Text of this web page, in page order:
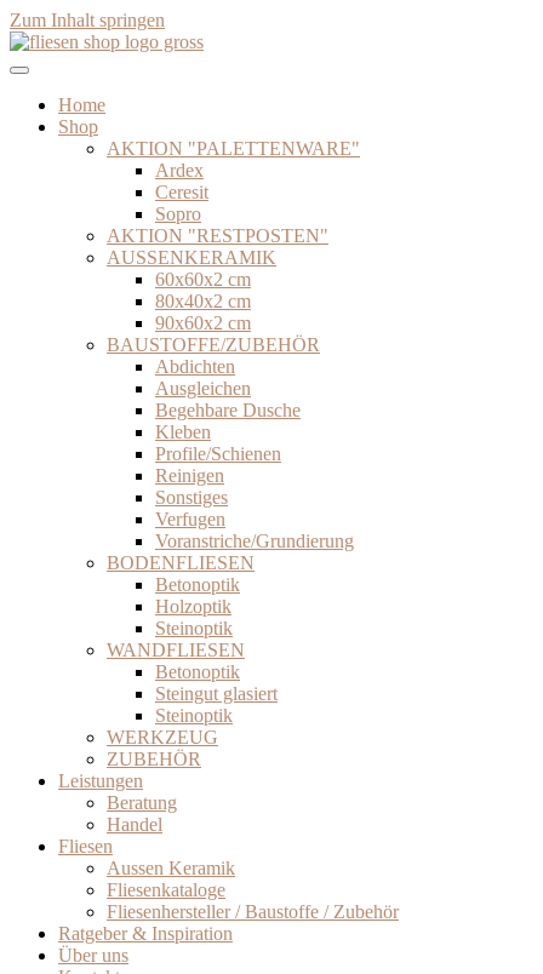
Zum Inhalt springen
Home
Shop
AKTION "PALETTENWARE"
Ardex
Ceresit
Sopro
AKTION "RESTPOSTEN"
AUSSENKERAMIK
60x60x2 cm
80x40x2 cm
90x60x2 cm
BAUSTOFFE/ZUBEHÖR
Abdichten
Ausgleichen
Begehbare Dusche
Kleben
Profile/Schienen
Reinigen
Sonstiges
Verfugen
Voranstriche/Grundierung
BODENFLIESEN
Betonoptik
Holzoptik
Steinoptik
WANDFLIESEN
Betonoptik
Steingut glasiert
Steinoptik
WERKZEUG
ZUBEHÖR
Leistungen
Beratung
Handel
Fliesen
Aussen Keramik
Fliesenkataloge
Fliesenhersteller / Baustoffe / Zubehör
Ratgeber & Inspiration
Über uns